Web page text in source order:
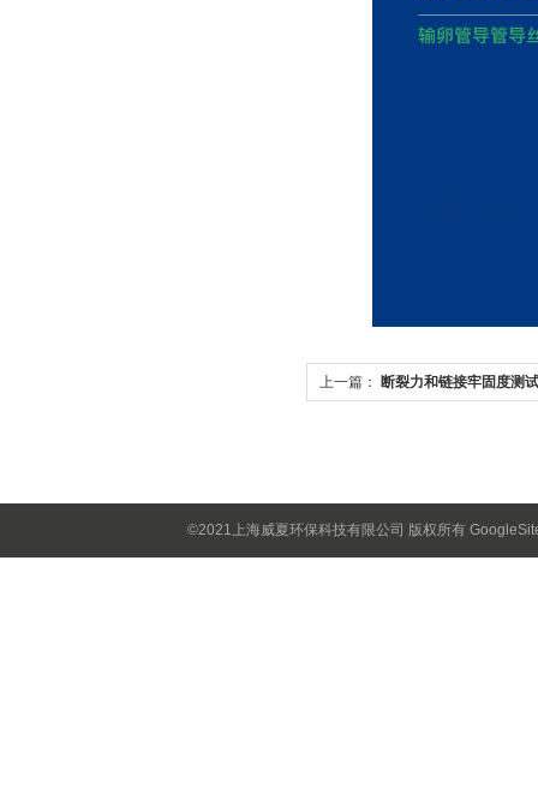
上一篇： 断裂力和链接牢固度测
©2021上海威夏环保科技有限公司 版权所有